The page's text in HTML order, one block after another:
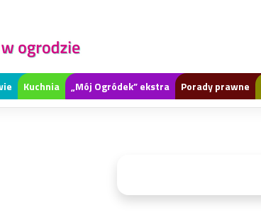
Kuchnia „Mój Ogródek” ekstra Porady prawne